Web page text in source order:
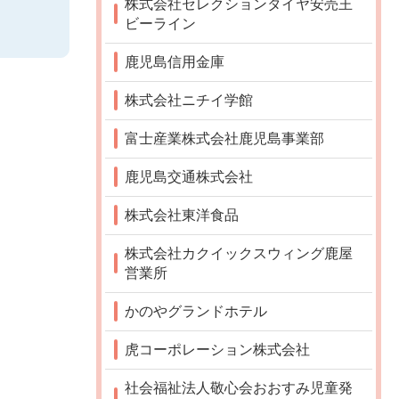
株式会社セレクションタイヤ安売王
ビーライン
鹿児島信用金庫
株式会社ニチイ学館
富士産業株式会社鹿児島事業部
鹿児島交通株式会社
株式会社東洋食品
株式会社カクイックスウィング鹿屋
営業所
かのやグランドホテル
虎コーポレーション株式会社
社会福祉法人敬心会おおすみ児童発